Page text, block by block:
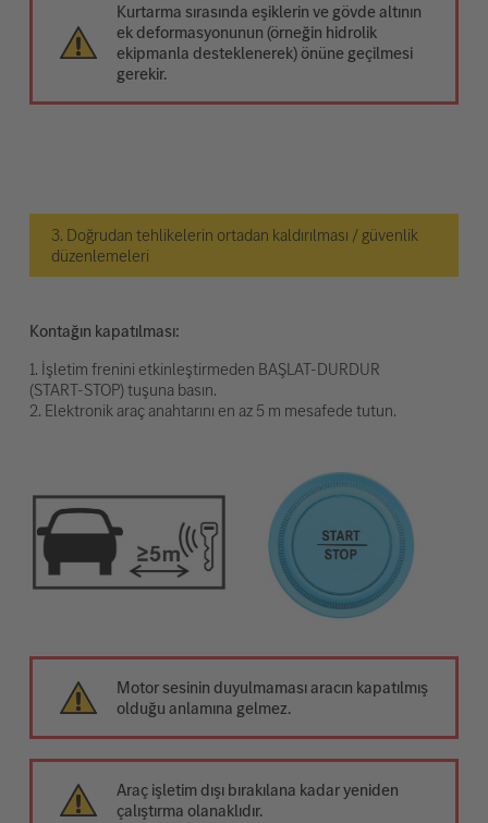
Kurtarma sırasında eşiklerin ve gövde altının
ek deformasyonunun (örneğin hidrolik
ekipmanla desteklenerek) önüne geçilmesi
gerekir.
3. Doğrudan tehlikelerin ortadan kaldırılması / güvenlik
düzenlemeleri
Kontağın kapatılması:
1. İşletim frenini etkinleştirmeden BAŞLAT-DURDUR
(START-STOP) tuşuna basın.
2. Elektronik araç anahtarını en az 5 m mesafede tutun.
Motor sesinin duyulmaması aracın kapatılmış
olduğu anlamına gelmez.
Araç işletim dışı bırakılana kadar yeniden
çalıştırma olanaklıdır.